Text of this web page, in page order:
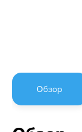
Обзор